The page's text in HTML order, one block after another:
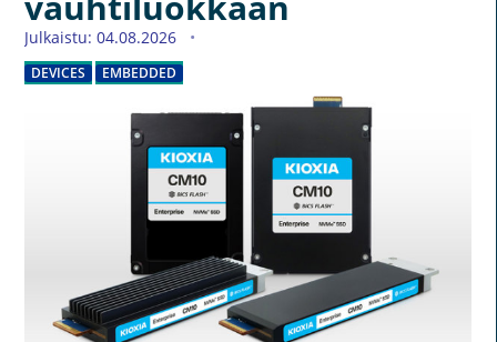
Julkaistu: 04.08.2026
DEVICES EMBEDDED